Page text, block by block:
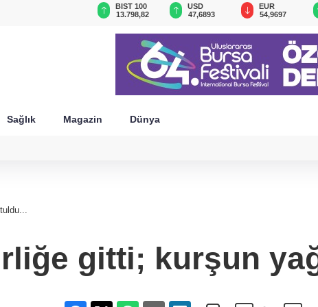
BIST 100
13.798,82
USD
47,6893
EUR
54,9697
Sağlık Magazin Dünya
gitti; kurşun